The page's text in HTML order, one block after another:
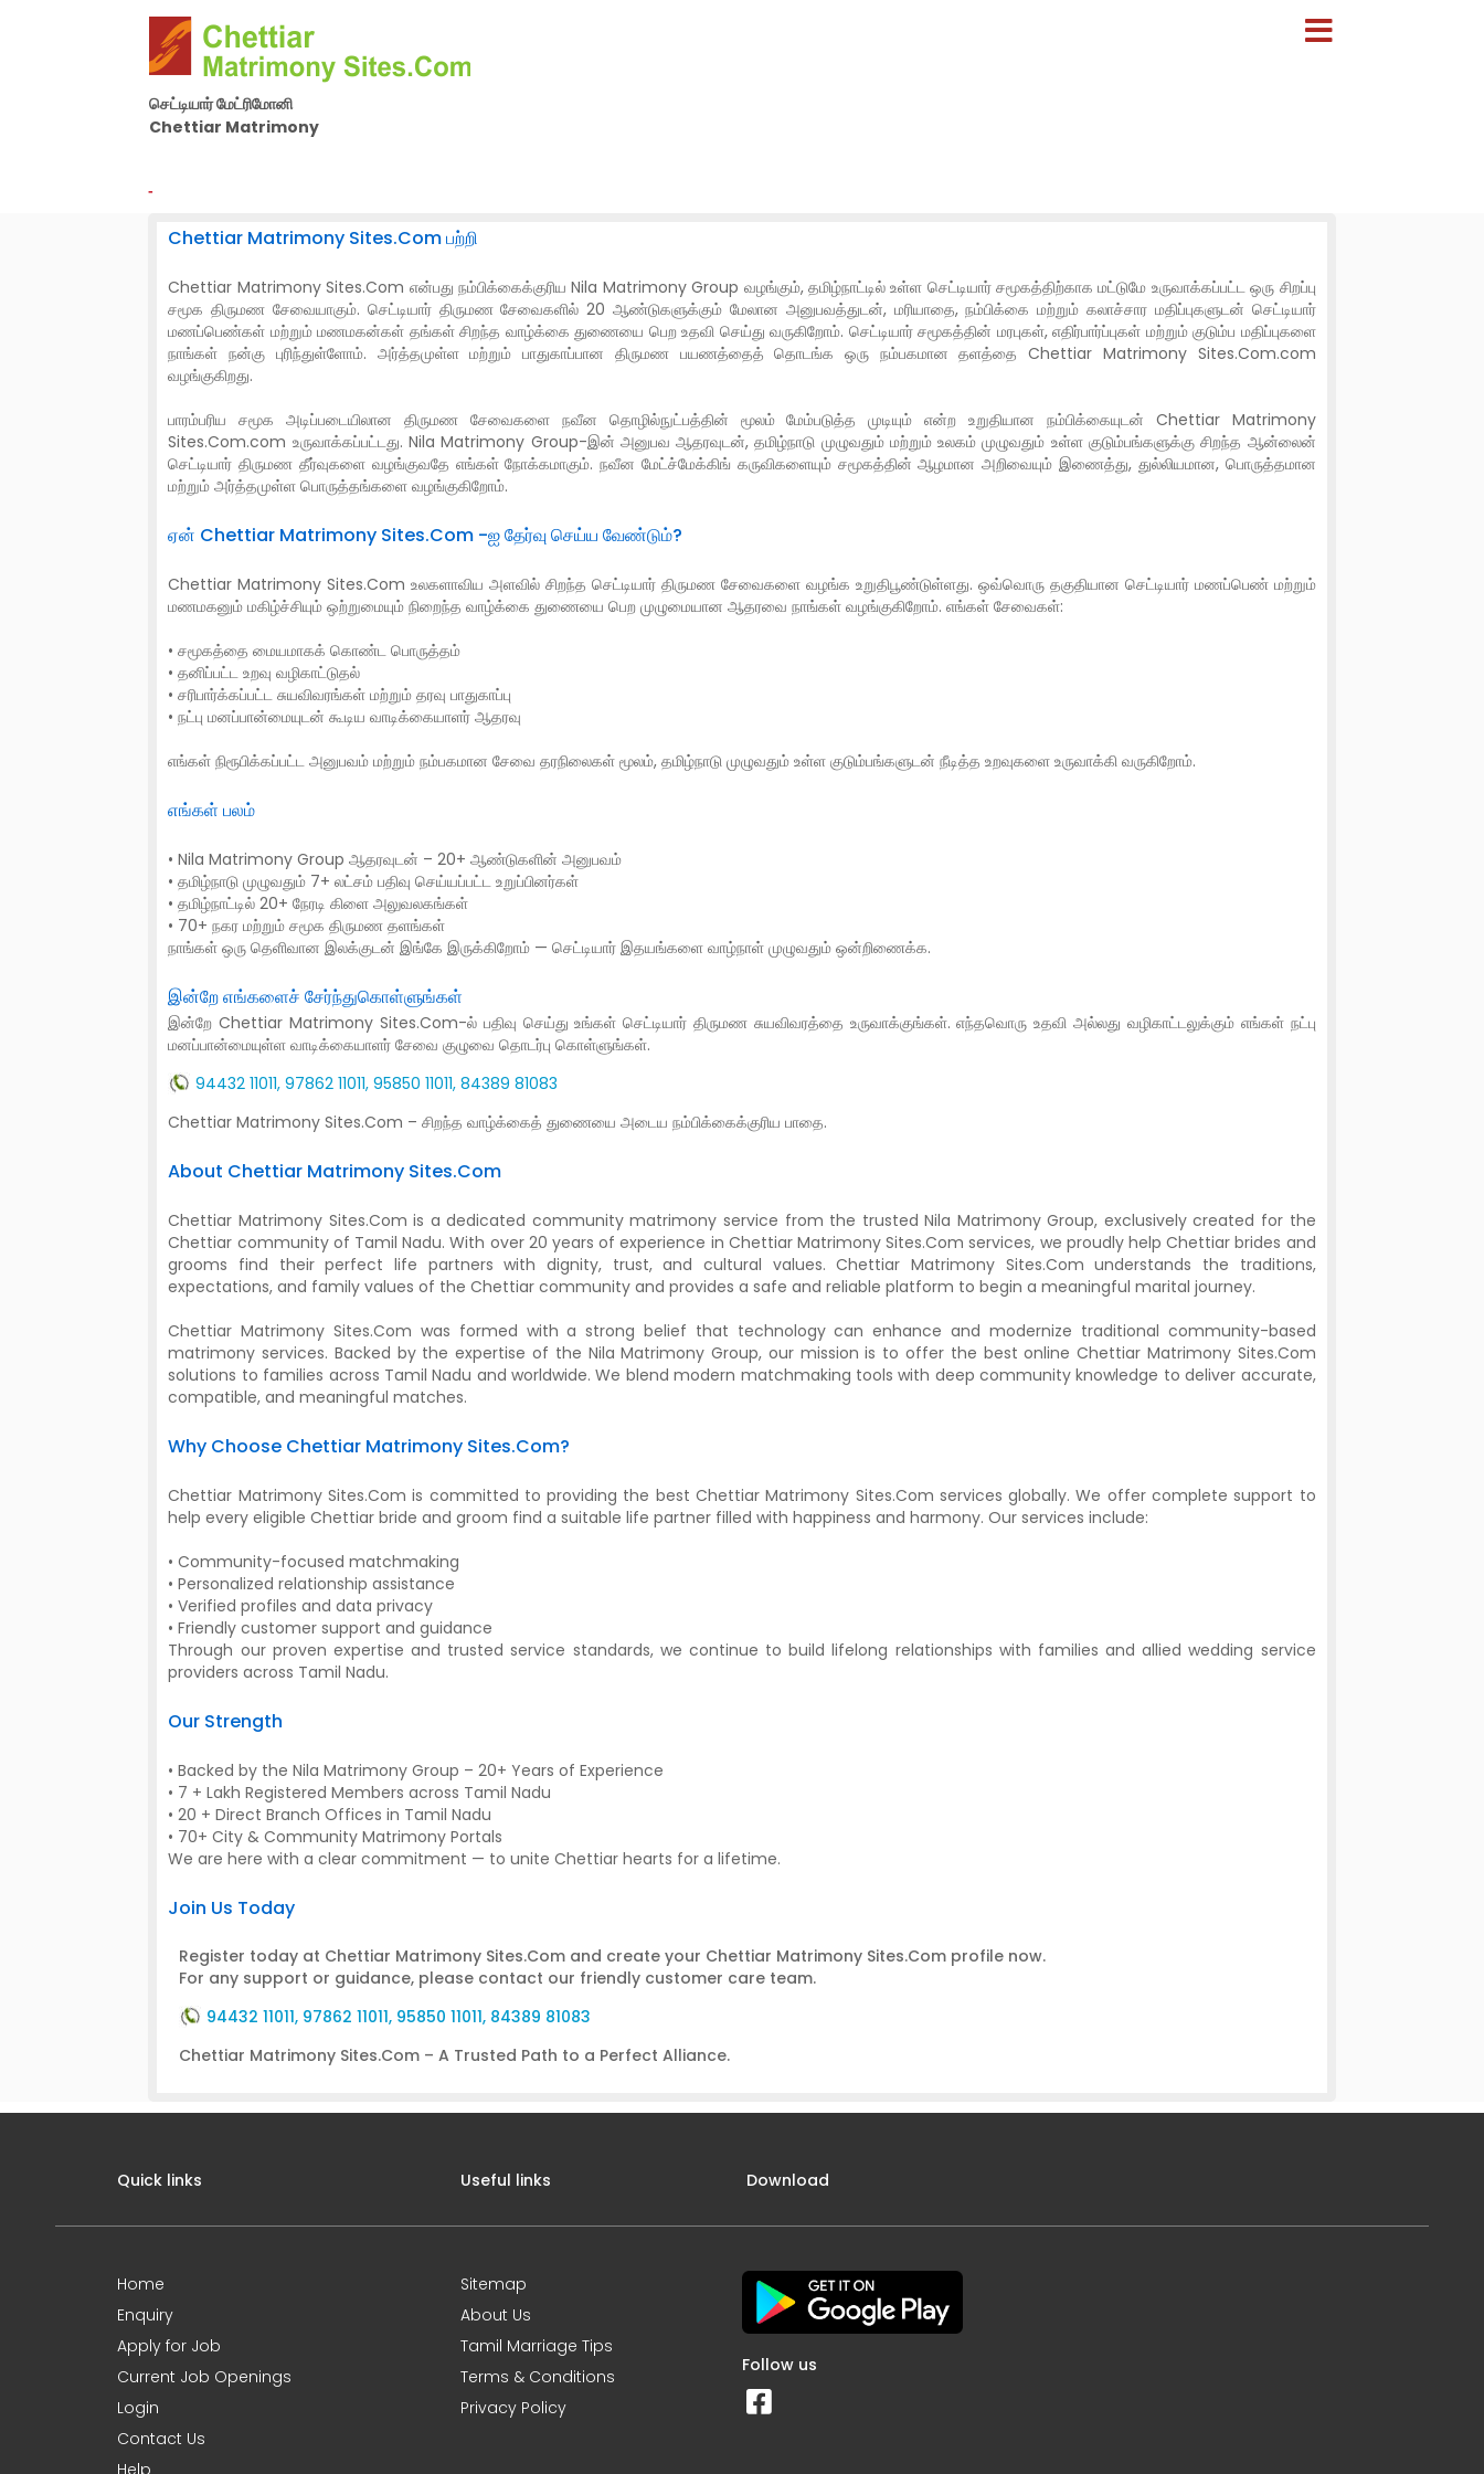
செட்டியார் மேட்ரிமோனி
Chettiar Matrimony
-
Chettiar Matrimony Sites.Com பற்றி
Chettiar Matrimony Sites.Com என்பது நம்பிக்கைக்குரிய Nila Matrimony Group வழங்கும், தமிழ்நாட்டில் உள்ள செட்டியார் சமூகத்திற்காக மட்டுமே உருவாக்கப்பட்ட ஒரு சிறப்பு
சமூக திருமண சேவையாகும். செட்டியார் திருமண சேவைகளில் 20 ஆண்டுகளுக்கும் மேலான அனுபவத்துடன், மரியாதை, நம்பிக்கை மற்றும் கலாச்சார மதிப்புகளுடன் செட்டியார்
மணப்பெண்கள் மற்றும் மணமகன்கள் தங்கள் சிறந்த வாழ்க்கை துணையை பெற உதவி செய்து வருகிறோம். செட்டியார் சமூகத்தின் மரபுகள், எதிர்பார்ப்புகள் மற்றும் குடும்ப மதிப்புகளை
நாங்கள் நன்கு புரிந்துள்ளோம். அர்த்தமுள்ள மற்றும் பாதுகாப்பான திருமண பயணத்தைத் தொடங்க ஒரு நம்பகமான தளத்தை Chettiar Matrimony Sites.Com.com
வழங்குகிறது.
பாரம்பரிய சமூக அடிப்படையிலான திருமண சேவைகளை நவீன தொழில்நுட்பத்தின் மூலம் மேம்படுத்த முடியும் என்ற உறுதியான நம்பிக்கையுடன் Chettiar Matrimony
Sites.Com.com உருவாக்கப்பட்டது. Nila Matrimony Group-இன் அனுபவ ஆதரவுடன், தமிழ்நாடு முழுவதும் மற்றும் உலகம் முழுவதும் உள்ள குடும்பங்களுக்கு சிறந்த ஆன்லைன்
செட்டியார் திருமண தீர்வுகளை வழங்குவதே எங்கள் நோக்கமாகும். நவீன மேட்ச்மேக்கிங் கருவிகளையும் சமூகத்தின் ஆழமான அறிவையும் இணைத்து, துல்லியமான, பொருத்தமான
மற்றும் அர்த்தமுள்ள பொருத்தங்களை வழங்குகிறோம்.
ஏன் Chettiar Matrimony Sites.Com -ஐ தேர்வு செய்ய வேண்டும்?
Chettiar Matrimony Sites.Com உலகளாவிய அளவில் சிறந்த செட்டியார் திருமண சேவைகளை வழங்க உறுதிபூண்டுள்ளது. ஒவ்வொரு தகுதியான செட்டியார் மணப்பெண் மற்றும்
மணமகனும் மகிழ்ச்சியும் ஒற்றுமையும் நிறைந்த வாழ்க்கை துணையை பெற முழுமையான ஆதரவை நாங்கள் வழங்குகிறோம். எங்கள் சேவைகள்:
• சமூகத்தை மையமாகக் கொண்ட பொருத்தம்
• தனிப்பட்ட உறவு வழிகாட்டுதல்
• சரிபார்க்கப்பட்ட சுயவிவரங்கள் மற்றும் தரவு பாதுகாப்பு
• நட்பு மனப்பான்மையுடன் கூடிய வாடிக்கையாளர் ஆதரவு
எங்கள் நிரூபிக்கப்பட்ட அனுபவம் மற்றும் நம்பகமான சேவை தரநிலைகள் மூலம், தமிழ்நாடு முழுவதும் உள்ள குடும்பங்களுடன் நீடித்த உறவுகளை உருவாக்கி வருகிறோம்.
எங்கள் பலம்
• Nila Matrimony Group ஆதரவுடன் – 20+ ஆண்டுகளின் அனுபவம்
• தமிழ்நாடு முழுவதும் 7+ லட்சம் பதிவு செய்யப்பட்ட உறுப்பினர்கள்
• தமிழ்நாட்டில் 20+ நேரடி கிளை அலுவலகங்கள்
• 70+ நகர மற்றும் சமூக திருமண தளங்கள்
நாங்கள் ஒரு தெளிவான இலக்குடன் இங்கே இருக்கிறோம் — செட்டியார் இதயங்களை வாழ்நாள் முழுவதும் ஒன்றிணைக்க.
இன்றே எங்களைச் சேர்ந்துகொள்ளுங்கள்
இன்றே Chettiar Matrimony Sites.Com-ல் பதிவு செய்து உங்கள் செட்டியார் திருமண சுயவிவரத்தை உருவாக்குங்கள். எந்தவொரு உதவி அல்லது வழிகாட்டலுக்கும் எங்கள் நட்பு
மனப்பான்மையுள்ள வாடிக்கையாளர் சேவை குழுவை தொடர்பு கொள்ளுங்கள்.
94432 11011, 97862 11011, 95850 11011, 84389 81083
Chettiar Matrimony Sites.Com – சிறந்த வாழ்க்கைத் துணையை அடைய நம்பிக்கைக்குரிய பாதை.
About Chettiar Matrimony Sites.Com
Chettiar Matrimony Sites.Com is a dedicated community matrimony service from the trusted Nila Matrimony Group, exclusively created for the
Chettiar community of Tamil Nadu. With over 20 years of experience in Chettiar Matrimony Sites.Com services, we proudly help Chettiar brides and
grooms find their perfect life partners with dignity, trust, and cultural values. Chettiar Matrimony Sites.Com understands the traditions,
expectations, and family values of the Chettiar community and provides a safe and reliable platform to begin a meaningful marital journey.
Chettiar Matrimony Sites.Com was formed with a strong belief that technology can enhance and modernize traditional community-based
matrimony services. Backed by the expertise of the Nila Matrimony Group, our mission is to offer the best online Chettiar Matrimony Sites.Com
solutions to families across Tamil Nadu and worldwide. We blend modern matchmaking tools with deep community knowledge to deliver accurate,
compatible, and meaningful matches.
Why Choose Chettiar Matrimony Sites.Com?
Chettiar Matrimony Sites.Com is committed to providing the best Chettiar Matrimony Sites.Com services globally. We offer complete support to
help every eligible Chettiar bride and groom find a suitable life partner filled with happiness and harmony. Our services include:
• Community-focused matchmaking
• Personalized relationship assistance
• Verified profiles and data privacy
• Friendly customer support and guidance
Through our proven expertise and trusted service standards, we continue to build lifelong relationships with families and allied wedding service
providers across Tamil Nadu.
Our Strength
• Backed by the Nila Matrimony Group – 20+ Years of Experience
• 7 + Lakh Registered Members across Tamil Nadu
• 20 + Direct Branch Offices in Tamil Nadu
• 70+ City & Community Matrimony Portals
We are here with a clear commitment — to unite Chettiar hearts for a lifetime.
Join Us Today
Register today at Chettiar Matrimony Sites.Com and create your Chettiar Matrimony Sites.Com profile now.
For any support or guidance, please contact our friendly customer care team.
94432 11011, 97862 11011, 95850 11011, 84389 81083
Chettiar Matrimony Sites.Com – A Trusted Path to a Perfect Alliance.
Quick links
Home
Enquiry
Apply for Job
Current Job Openings
Login
Contact Us
Help
Useful links
Sitemap
About Us
Tamil Marriage Tips
Terms & Conditions
Privacy Policy
Download
Follow us